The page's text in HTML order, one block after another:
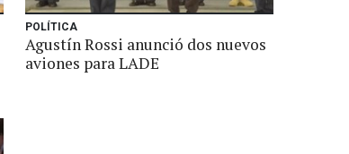
POLÍTICA
Agustín Rossi anunció dos nuevos
aviones para LADE